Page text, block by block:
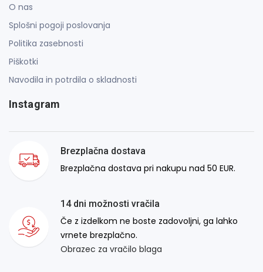
O nas
Splošni pogoji poslovanja
Politika zasebnosti
Piškotki
Navodila in potrdila o skladnosti
Instagram
Brezplačna dostava
Brezplačna dostava pri nakupu nad 50 EUR.
14 dni možnosti vračila
Če z izdelkom ne boste zadovoljni, ga lahko
vrnete brezplačno.
Obrazec za vračilo blaga